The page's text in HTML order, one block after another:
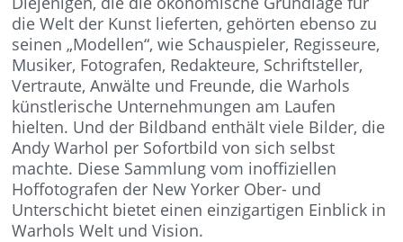
die Welt der Kunst lieferten, gehörten ebenso zu
seinen „Modellen“, wie Schauspieler, Regisseure,
Musiker, Fotografen, Redakteure, Schriftsteller,
Vertraute, Anwälte und Freunde, die Warhols
künstlerische Unternehmungen am Laufen
hielten. Und der Bildband enthält viele Bilder, die
Andy Warhol per Sofortbild von sich selbst
machte. Diese Sammlung vom inoffiziellen
Hoffotografen der New Yorker Ober- und
Unterschicht bietet einen einzigartigen Einblick in
Warhols Welt und Vision.